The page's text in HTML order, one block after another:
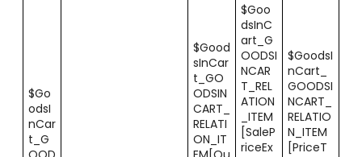
$Go
odsI
nCar
t_G
$Good
sInCar
t_GO
ODSIN
CART_
RELATI
ON_IT
$Goo
dsInC
art_G
OODSI
NCAR
T_REL
ATION
_ITEM
[SaleP
riceEx
$GoodsI
nCart_
GOODSI
NCART_
RELATIO
N_ITEM
[PriceT